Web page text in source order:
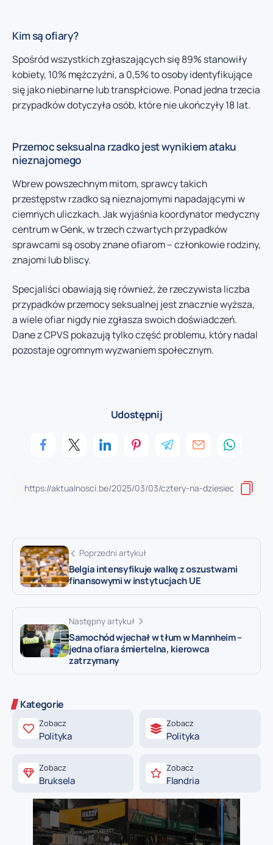
Kim są ofiary?
Spośród wszystkich zgłaszających się 89% stanowiły
kobiety, 10% mężczyźni, a 0,5% to osoby identyfikujące
się jako niebinarne lub transpłciowe. Ponad jedna trzecia
przypadków dotyczyła osób, które nie ukończyły 18 lat.
Przemoc seksualna rzadko jest wynikiem ataku
nieznajomego
Wbrew powszechnym mitom, sprawcy takich
przestępstw rzadko są nieznajomymi napadającymi w
ciemnych uliczkach. Jak wyjaśnia koordynator medyczny
centrum w Genk, w trzech czwartych przypadków
sprawcami są osoby znane ofiarom – członkowie rodziny,
znajomi lub bliscy.
Specjaliści obawiają się również, że rzeczywista liczba
przypadków przemocy seksualnej jest znacznie wyższa,
a wiele ofiar nigdy nie zgłasza swoich doświadczeń.
Dane z CPVS pokazują tylko część problemu, który nadal
pozostaje ogromnym wyzwaniem społecznym.
Udostępnij
Poprzedni artykuł
Belgia intensyfikuje walkę z oszustwami
finansowymi w instytucjach UE
Następny artykuł
Samochód wjechał w tłum w Mannheim –
jedna ofiara śmiertelna, kierowca
zatrzymany
Kategorie
Zobacz
Polityka
Zobacz
Polityka
Zobacz
Bruksela
Zobacz
Flandria